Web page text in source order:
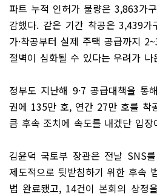
파트 누적 인허가 물량은 3,863가
감했다. 같은 기간 착공은 3,439
가·착공부터 실제 주택 공급까지
절벽이 심화될 수 있다는 우려가 나
정부도 지난해 9·7 공급대책을 통
권에 135만 호, 연간 27만 호를 착
큼 후속 조치에 속도를 내겠단 입장
김윤덕 국토부 장관은 전날 SNS
제도적으로 뒷받침하기 위한 후속
법 완료됐고, 14건이 본회의 상정